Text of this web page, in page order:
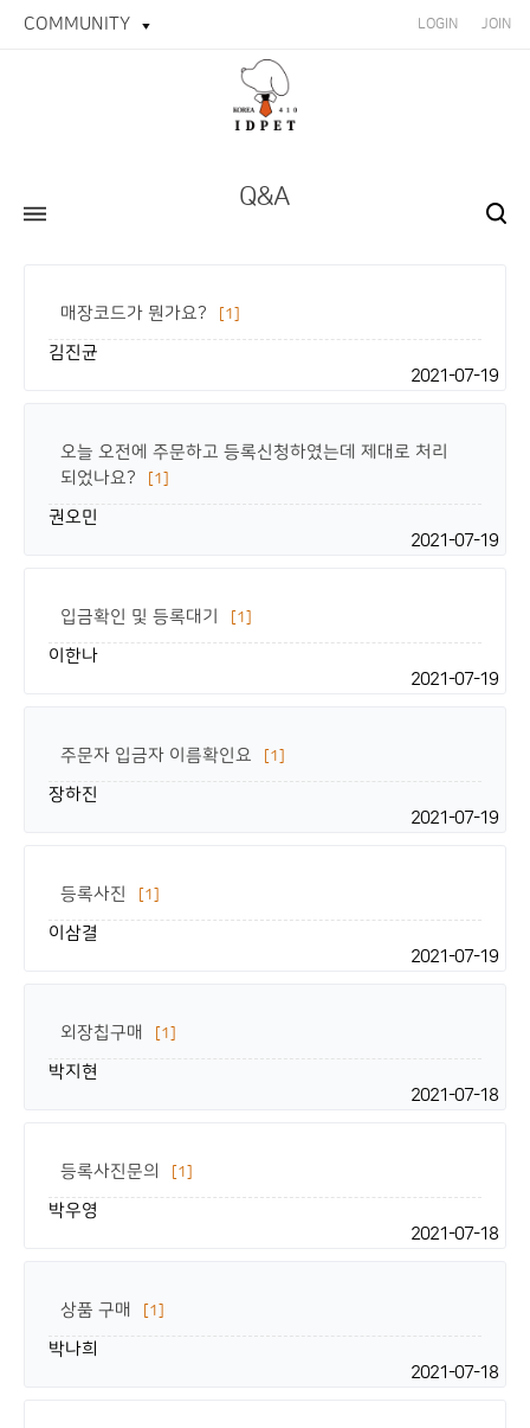
COMMUNITY LOGIN JOIN
Q&A
매장코드가 뭔가요? [1]
김진균
2021-07-19
오늘 오전에 주문하고 등록신청하였는데 제대로 처리
되었나요?
[1]
권오민
2021-07-19
입금확인 및 등록대기 [1]
이한나
2021-07-19
주문자 입금자 이름확인요 [1]
장하진
2021-07-19
등록사진 [1]
이삼결
2021-07-19
외장칩구매 [1]
박지현
2021-07-18
등록사진문의 [1]
박우영
2021-07-18
상품 구매 [1]
박나희
2021-07-18